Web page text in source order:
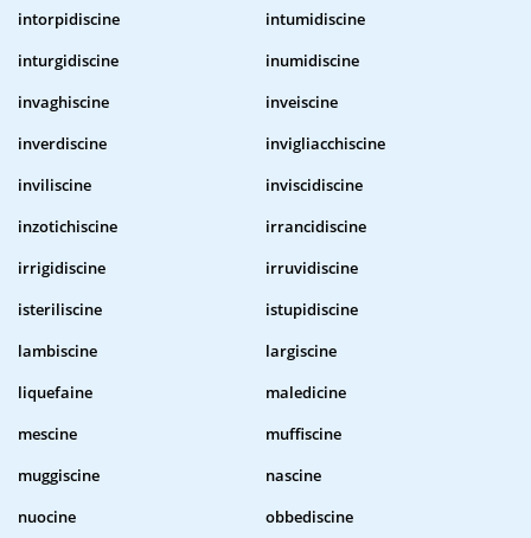
intorpidiscine
intumidiscine
inturgidiscine
inumidiscine
invaghiscine
inveiscine
inverdiscine
invigliacchiscine
inviliscine
inviscidiscine
inzotichiscine
irrancidiscine
irrigidiscine
irruvidiscine
isteriliscine
istupidiscine
lambiscine
largiscine
liquefaine
maledicine
mescine
muffiscine
muggiscine
nascine
nuocine
obbediscine